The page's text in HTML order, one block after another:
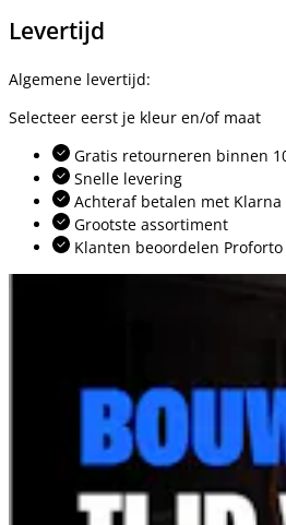
Levertijd
Algemene levertijd:
Selecteer eerst je kleur en/of maat
Gratis retourneren binnen
Snelle levering
Achteraf betalen met Klarna
Grootste assortiment
Klanten beoordelen